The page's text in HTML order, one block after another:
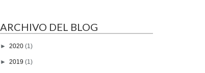
ARCHIVO DEL BLOG
► 2020 (1)
► 2019 (1)